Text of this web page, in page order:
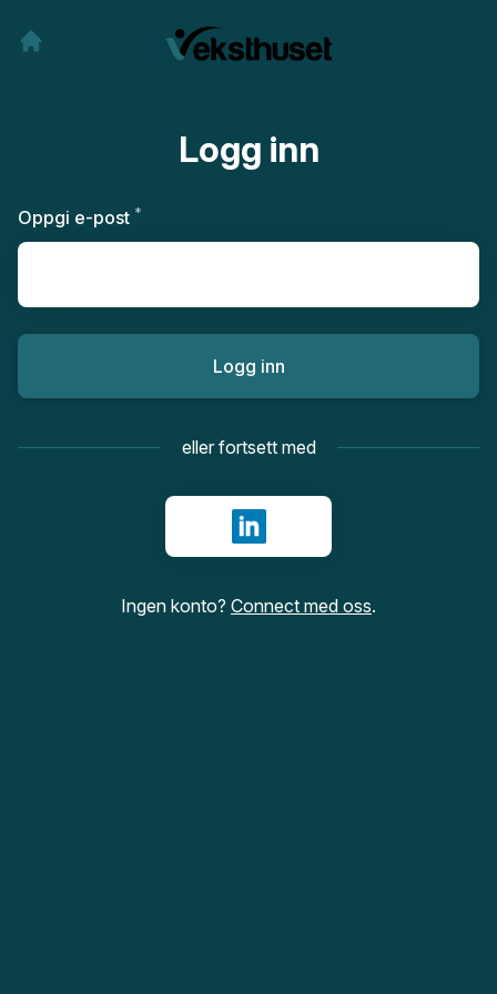
Logg inn
Oppgi e-post *
Logg inn
eller fortsett med
Logg inn med LinkedIn
Ingen konto? Connect med oss.